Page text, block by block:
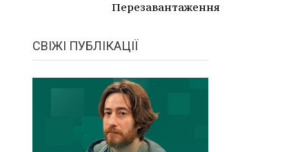
Перезавантаження
СВІЖІ ПУБЛІКАЦІЇ